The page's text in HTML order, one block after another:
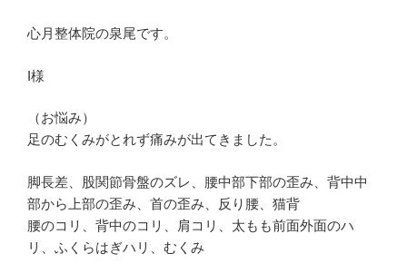
心月整体院の泉尾です。
I様
（お悩み）
足のむくみがとれず痛みが出てきました。
脚長差、股関節骨盤のズレ、腰中部下部の歪み、背中中
部から上部の歪み、首の歪み、反り腰、猫背
腰のコリ、背中のコリ、肩コリ、太もも前面外面のハ
リ、ふくらはぎハリ、むくみ